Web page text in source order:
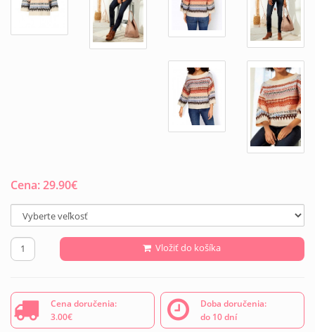
Cena:29.90€
Vložiť do košíka
Cena doručenia:
3.00€
Doba doručenia:
do 10 dní